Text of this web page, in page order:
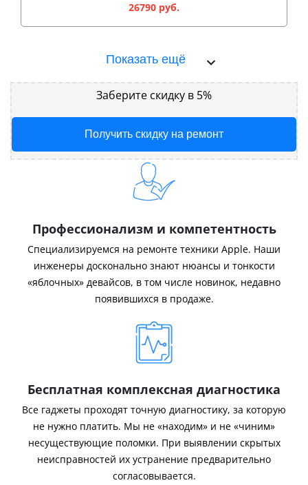
26790 руб.
Показать ещё
Заберите скидку в 5%
Получить скидку на ремонт
Профессионализм и компетентность
Специализируемся на ремонте техники Apple. Наши
инженеры досконально знают нюансы и тонкости
«яблочных» девайсов, в том числе новинок, недавно
появившихся в продаже.
Бесплатная комплексная диагностика
Все гаджеты проходят точную диагностику, за которую
не нужно платить. Мы не «находим» и не «чиним»
несуществующие поломки. При выявлении скрытых
неисправностей их устранение предварительно
согласовывается.